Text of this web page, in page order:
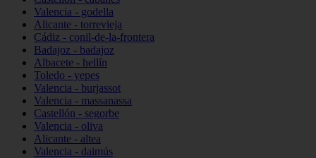
Valencia - godella
Alicante - torrevieja
Cádiz - conil-de-la-frontera
Badajoz - badajoz
Albacete - hellín
Toledo - yepes
Valencia - burjassot
Valencia - massanassa
Castellón - segorbe
Valencia - oliva
Alicante - altea
Valencia - daimús